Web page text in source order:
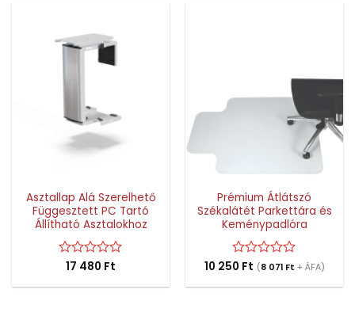
Asztallap Alá Szerelhető
Függesztett PC Tartó
Állítható Asztalokhoz
Értékelés:
/
17 480 Ft
Prémium Átlátszó
Székalátét Parkettára és
Keménypadlóra
Értékelés:
/
10 250 Ft (8 071 Ft + ÁFA)